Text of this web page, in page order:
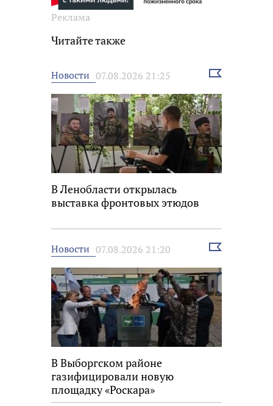
Реклама
Читайте также
Новости 07.08.2026 21:25
Выбрать
В Ленобласти открылась
выставка фронтовых этюдов
Новости 07.08.2026 21:20
Выбрать
В Выборгском районе
газифицировали новую
площадку «Роскара»